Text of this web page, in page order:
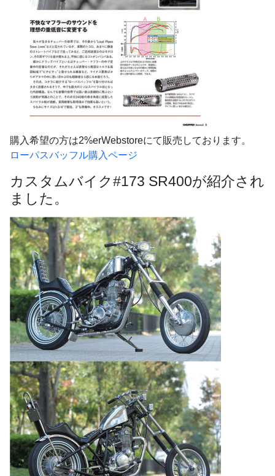
購入希望の方は2%erWebstoreにて販売しております。
ローパスバッフル購入ページ
カスタムバイク#173 SR400が紹介され
ました。